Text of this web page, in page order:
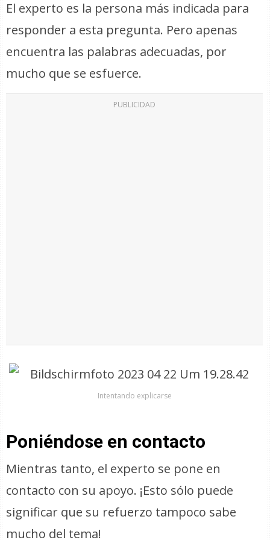
El experto es la persona más indicada para
responder a esta pregunta. Pero apenas
encuentra las palabras adecuadas, por
mucho que se esfuerce.
PUBLICIDAD
Intentando explicarse
Poniéndose en contacto
Mientras tanto, el experto se pone en
contacto con su apoyo. ¡Esto sólo puede
significar que su refuerzo tampoco sabe
mucho del tema!